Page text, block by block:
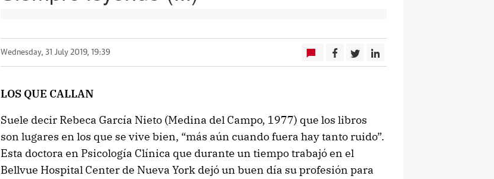
Wednesday, 31 July 2019, 19:39
LOS QUE CALLAN
Suele decir Rebeca García Nieto (Medina del Campo, 1977) que los libros
son lugares en los que se vive bien, “más aún cuando fuera hay tanto ruido”.
Esta doctora en Psicología Clínica que durante un tiempo trabajó en el
Bellvue Hospital Center de Nueva York dejó un buen día su profesión para